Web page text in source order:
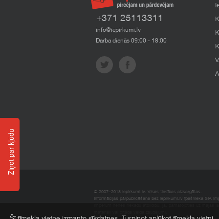
+371 25113311
info@iepirkumi.lv
Darba dienās 09:00 - 18:00
© 2007–2018 Iepirkumi.lv. Visas tiesības aizsargātas.
Informācijas pārpublicēšana bez iepirkumi.lv īpašnieka SIA
Ziņot par kļūdu